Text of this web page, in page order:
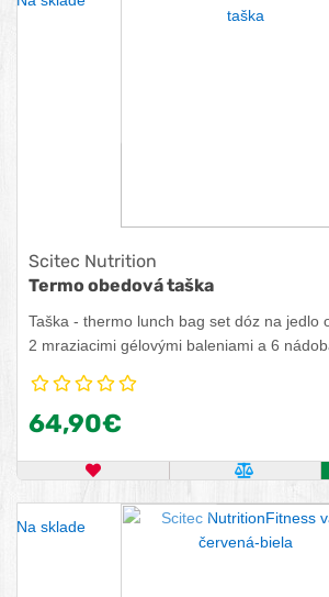
Scitec Nutrition
Termo obedová taška
Taška - thermo lunch bag set dóz na jedlo
2 mraziacimi gélovými baleniami a 6
64,90€
OBĽÚBENÝ PRODUKT
Na sklade